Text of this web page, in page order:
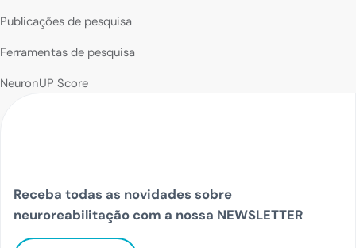
Publicações de pesquisa
Ferramentas de pesquisa
NeuronUP Score
Receba todas as novidades sobre
neuroreabilitação com a nossa NEWSLETTER